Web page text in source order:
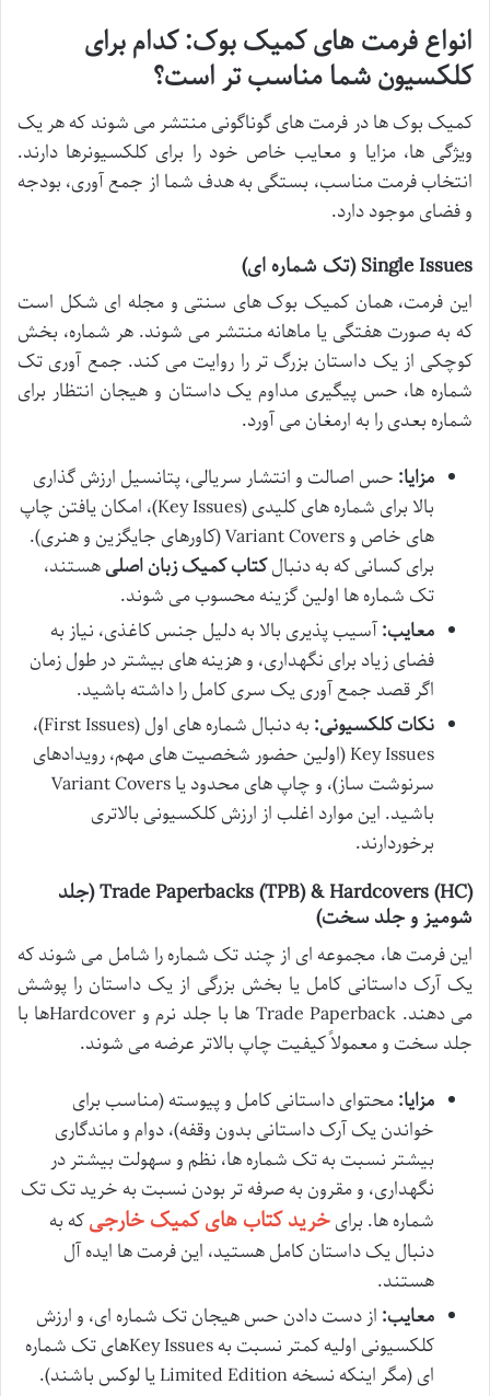
انواع فرمت های کمیک بوک: کدام برای
کلکسیون شما مناسب تر است؟
کمیک بوک ها در فرمت های گوناگونی منتشر می شوند که هر یک
ویژگی ها، مزایا و معایب خاص خود را برای کلکسیونرها دارند.
انتخاب فرمت مناسب، بستگی به هدف شما از جمع آوری، بودجه
و فضای موجود دارد.
Single Issues (تک شماره ای)
این فرمت، همان کمیک بوک های سنتی و مجله ای شکل است
که به صورت هفتگی یا ماهانه منتشر می شوند. هر شماره، بخش
کوچکی از یک داستان بزرگ تر را روایت می کند. جمع آوری تک
شماره ها، حس پیگیری مداوم یک داستان و هیجان انتظار برای
شماره بعدی را به ارمغان می آورد.
مزایا: حس اصالت و انتشار سریالی، پتانسیل ارزش گذاری
بالا برای شماره های کلیدی (Key Issues)، امکان یافتن چاپ
های خاص و Variant Covers (کاورهای جایگزین و هنری).
برای کسانی که به دنبالکتاب کمیک زبان اصلیهستند،
تک شماره ها اولین گزینه محسوب می شوند.
معایب:آسیب پذیری بالا به دلیل جنس کاغذی، نیاز به
فضای زیاد برای نگهداری، و هزینه های بیشتر در طول زمان
اگر قصد جمع آوری یک سری کامل را داشته باشید.
نکات کلکسیونی:
به دنبال شماره های اول (First Issues)،
Key Issues (اولین حضور شخصیت های مهم، رویدادهای
سرنوشت ساز)، و چاپ های محدود یا Variant Covers
باشید. این موارد اغلب از ارزش کلکسیونی بالاتری
برخوردارند.
Trade Paperbacks (TPB) & Hardcovers (HC) (جلد
شومیز و جلد سخت)
این فرمت ها، مجموعه ای از چند تک شماره را شامل می شوند که
یک آرک داستانی کامل یا بخش بزرگی از یک داستان را پوشش
می دهند. Trade Paperback ها با جلد نرم و Hardcoverها با
جلد سخت و معمولاً کیفیت چاپ بالاتر عرضه می شوند.
مزایا:محتوای داستانی کامل و پیوسته (مناسب برای
خواندن یک آرک داستانی بدون وقفه)، دوام و ماندگاری
بیشتر نسبت به تک شماره ها، نظم و سهولت بیشتر در
نگهداری، و مقرون به صرفه تر بودن نسبت به خرید تک تک
شماره ها. برایخرید کتاب های کمیک خارجیکه به
دنبال یک داستان کامل هستید، این فرمت ها ایده آل
هستند.
معایب: از دست دادن حس هیجان تک شماره ای، و ارزش
کلکسیونی اولیه کمتر نسبت به Key Issuesهای تک شماره
ای (مگر اینکه نسخه Limited Edition یا لوکس باشند).